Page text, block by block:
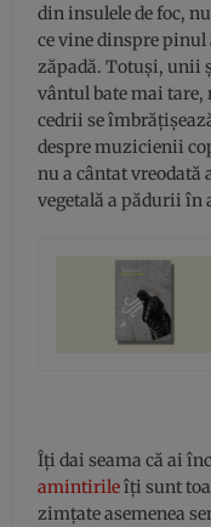
din insulele de foc,
ce vine dinspre pinul
zăpadă. Totuși, unii
vântul bate mai tare,
cedrii se
despre muzicienii
nu a cântat
vegetală a pădurii în
Îți dai seama că ai
amintirileîți sunt
zimțate asemenea